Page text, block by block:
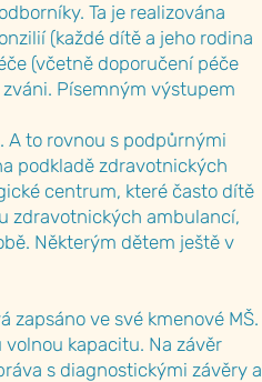
Ta je realizována
(každé dítě a jeho rodina
(včetně doporučení péče
Písemným výstupem
A to rovnou s podpůrnými
podkladě zdravotnických
centrum, které často dítě
zdravotnických ambulancí,
Některým dětem ještě v
ve své kmenové MŠ.
kapacitu. Na závěr
s diagnostickými závěry a